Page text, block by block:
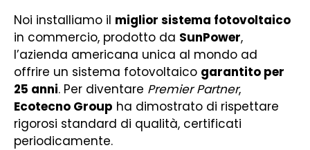
Noi installiamo il miglior sistema fotovoltaico
in commercio, prodotto da SunPower,
l’azienda americana unica al mondo ad
offrire un sistema fotovoltaico garantito per
25 anni. Per diventare Premier Partner,
Ecotecno Group ha dimostrato di rispettare
rigorosi standard di qualità, certificati
periodicamente.